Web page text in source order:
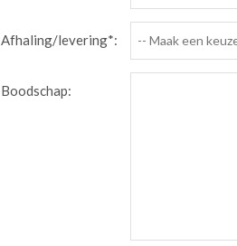
Afhaling/levering*: -- Maak een
Boodschap: